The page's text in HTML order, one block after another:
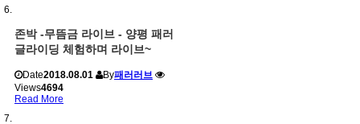
존박 -무뜸금 라이브 - 양평 패러
글라이딩 체험하며 라이브~
Date2018.08.01 By패러러브
Views4694
Read More